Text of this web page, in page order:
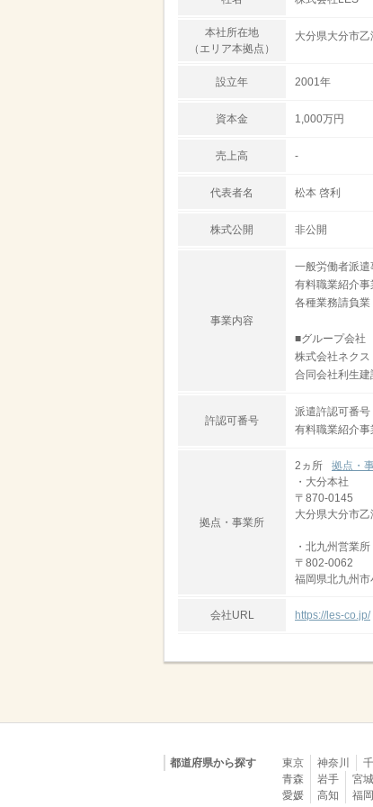
本社所在地
（エリア本拠点）
大分県大分市
設立年 2001年
資本金 1,000万円
売上高 -
代表者名 松本 啓利
株式公開 非公開
事業内容
一般労働者派遣
有料職業紹介事
各種業務請負業
■グループ会社
株式会社ネクス
合同会社利生建
許認可番号
派遣許認可番
有料職業紹介
拠点・事業所
2ヵ所
拠点・
・大分本社
〒870-0145
大分県大分市
・北九州営業所
〒802-0062
福岡県北九州
会社URL https://les-co.jp/
都道府県から探す 東京 神奈川
青森
岩手 宮城
愛媛
高知 福岡